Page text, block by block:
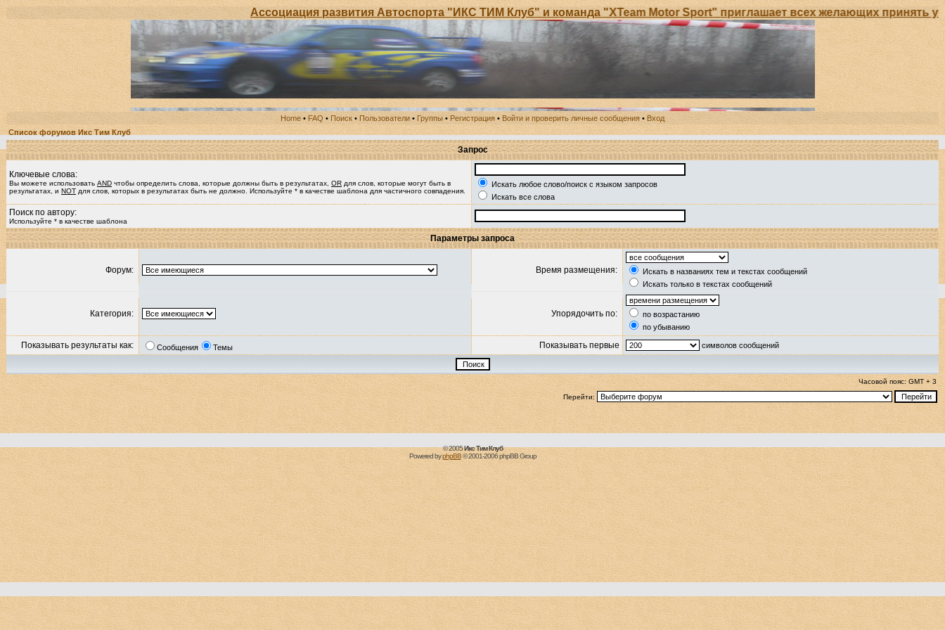
Ассоциация развития Автоспорта "ИКС ТИМ Клуб" и команда "XTeam Motor Sport" приглашает всех желающих принять
Home • FAQ • Поиск • Пользователи • Группы • Регистрация • Войти и проверить личные сообщения • Вход
Список форумов Икс Тим Клуб
Запрос
Ключевые слова:
Вы можете использовать AND чтобы определить слова, которые должны быть в результатах, OR для слов, которые могут быть в
результатах, и NOT для слов, которых в результатах быть не должно. Используйте * в качестве шаблона для частичного совпадения.
Искать любое слово/поиск с языком запросов
Искать все слова
Поиск по автору:
Используйте * в качестве шаблона
Параметры запроса
Форум: Время размещения:
Искать в названиях тем и текстах сообщений
Искать только в текстах сообщений
Категория: Упорядочить по:
по возрастанию
по убыванию
Показывать результаты как: Сообщения Темы Показывать первые символов сообщений
Часовой пояс: GMT + 3
Перейти:
© 2005Икс Тим Клуб
Powered byphpBB© 2001-2006 phpBB Group